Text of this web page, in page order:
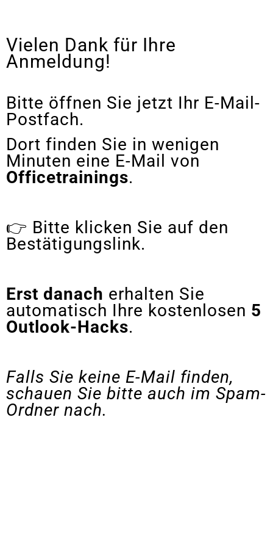
Vielen Dank für Ihre
Anmeldung!
Bitte öffnen Sie jetzt Ihr E-Mail-
Postfach.
Dort finden Sie in wenigen
Minuten eine E-Mail von
Officetrainings.
👉 Bitte klicken Sie auf den
Bestätigungslink.
Erst danach erhalten Sie
automatisch Ihre kostenlosen 5
Outlook-Hacks.
Falls Sie keine E-Mail finden,
schauen Sie bitte auch im Spam-
Ordner nach.